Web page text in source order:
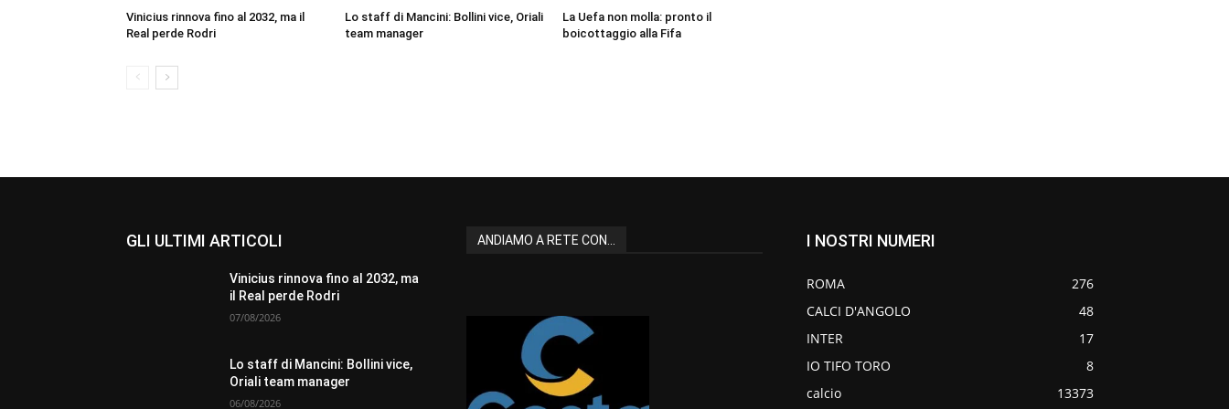
Vinicius rinnova fino al 2032, ma il
Real perde Rodri
Lo staff di Mancini: Bollini vice, Oriali
team manager
La Uefa non molla: pronto il
boicottaggio alla Fifa
GLI ULTIMI ARTICOLI
Vinicius rinnova fino al 2032, ma
il Real perde Rodri
07/08/2026
Lo staff di Mancini: Bollini vice,
Oriali team manager
06/08/2026
ANDIAMO A RETE CON... I NOSTRI NUMERI
ROMA
276
CALCI D'ANGOLO
48
INTER
17
IO TIFO TORO
8
calcio
13373